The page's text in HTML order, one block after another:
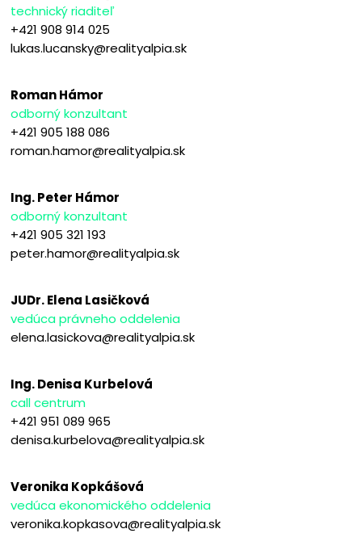
technický riaditeľ
+421 908 914 025
lukas.lucansky@realityalpia.sk
Roman Hámor
odborný konzultant
+421 905 188 086
roman.hamor@realityalpia.sk
Ing. Peter Hámor
odborný konzultant
+421 905 321 193
peter.hamor@realityalpia.sk
JUDr. Elena Lasičková
vedúca právneho oddelenia
elena.lasickova@realityalpia.sk
Ing. Denisa Kurbelová
call centrum
+421 951 089 965
denisa.kurbelova@realityalpia.sk
Veronika Kopkášová
vedúca ekonomického oddelenia
veronika.kopkasova@realityalpia.sk